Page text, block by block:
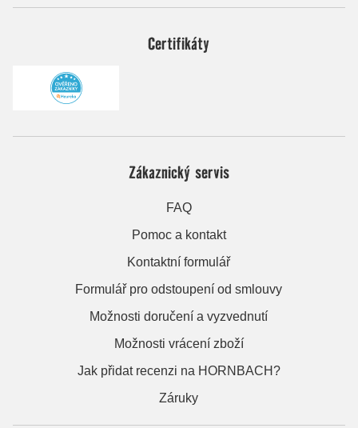
Certifikáty
Zákaznický servis
FAQ
Pomoc a kontakt
Kontaktní formulář
Formulář pro odstoupení od smlouvy
Možnosti doručení a vyzvednutí
Možnosti vrácení zboží
Jak přidat recenzi na HORNBACH?
Záruky